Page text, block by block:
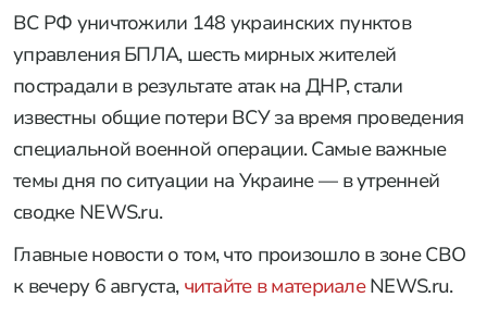
ВС РФ уничтожили 148 украинских пунктов
управления БПЛА, шесть мирных жителей
пострадали в результате атак на ДНР, стали
известны общие потери ВСУ за время проведения
специальной военной операции. Самые важные
темы дня по ситуации на Украине — в утренней
сводке NEWS.ru.
Главные новости о том, что произошло в зоне СВО
к вечеру 6 августа, читайте в материалеNEWS.ru.